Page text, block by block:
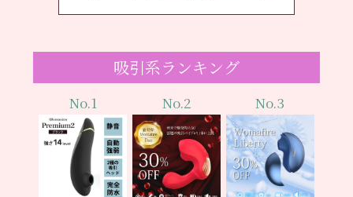
吸引系ランキング
No.1 No.2 No.3